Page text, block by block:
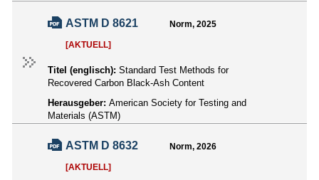
ASTM D 8621 Norm, 2025
[AKTUELL]
Titel (englisch): Standard Test Methods for
Recovered Carbon Black-Ash Content
Herausgeber: American Society for Testing and
Materials (ASTM)
ASTM D 8632 Norm, 2026
[AKTUELL]